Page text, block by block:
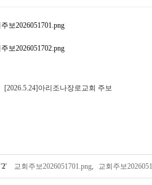
[2026.5.24]아리조나장로교회 주보
'2' 교회주보2026051701.png 교회주보